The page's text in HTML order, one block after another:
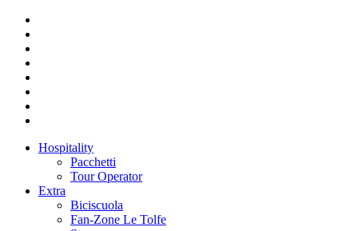
Hospitality
Pacchetti
Tour Operator
Extra
Biciscuola
Fan-Zone Le Tolfe